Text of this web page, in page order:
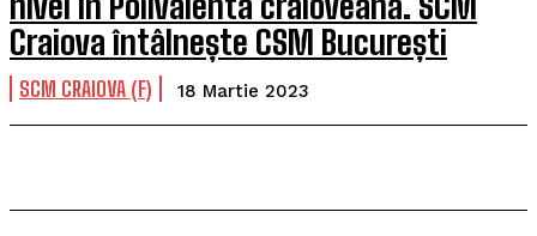
Craiova întâlnește CSM București
SCM CRAIOVA (F) 18 Martie 2023